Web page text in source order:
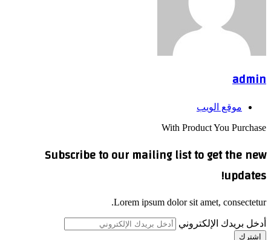
admin
موقع الويب
With Product You Purchase
Subscribe to our mailing list to get the new
updates!
Lorem ipsum dolor sit amet, consectetur.
أدخل بريدك الإلكتروني